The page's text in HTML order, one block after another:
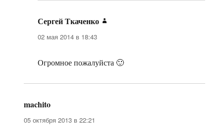
Сергей Ткаченко
02 мая 2014 в 18:43
Огромное пожалуйста 🙂
machito
05 октября 2013 в 22:21